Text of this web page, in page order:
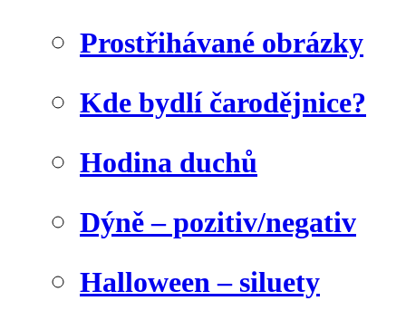
Prostřihávané obrázky
Kde bydlí čarodějnice?
Hodina duchů
Dýně – pozitiv/negativ
Halloween – siluety